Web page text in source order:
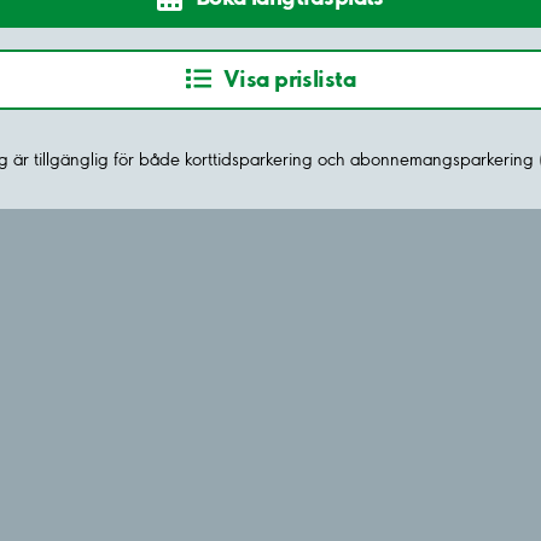
Visa prislista
är tillgänglig för både korttidsparkering och abonnemangsparkering